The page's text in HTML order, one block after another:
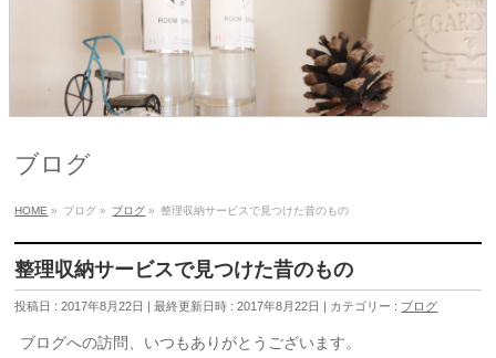
ブログ
HOME » ブログ » ブログ » 整理収納サービスで見つけた昔のもの
整理収納サービスで見つけた昔のもの
投稿日 : 2017年8月22日 最終更新日時 : 2017年8月22日 カテゴリー : ブログ
ブログへの訪問、いつもありがとうございます。